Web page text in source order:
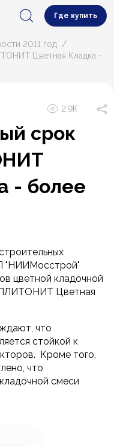
Где купить
2011 год
Цветная Кладка -
2.9К
срок
- более
"НИИМосстрой"
цветной кладочной
ПЛИТОНИТ Цветная
что
стойкой к
Кроме того,
что
смеси